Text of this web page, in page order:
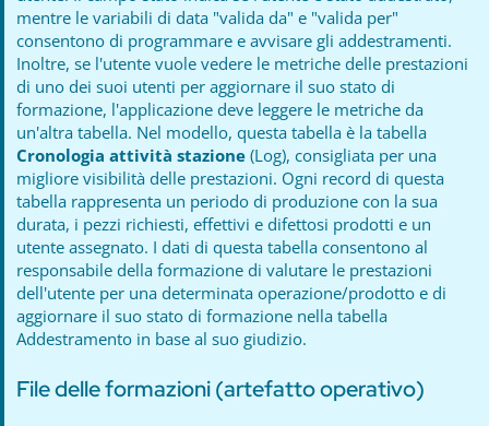
mentre le variabili di data "valida da" e "valida per"
consentono di programmare e avvisare gli addestramenti.
Inoltre, se l'utente vuole vedere le metriche delle prestazioni
di uno dei suoi utenti per aggiornare il suo stato di
formazione, l'applicazione deve leggere le metriche da
un'altra tabella. Nel modello, questa tabella è la tabella
Cronologia attività stazione (Log), consigliata per una
migliore visibilità delle prestazioni. Ogni record di questa
tabella rappresenta un periodo di produzione con la sua
durata, i pezzi richiesti, effettivi e difettosi prodotti e un
utente assegnato. I dati di questa tabella consentono al
responsabile della formazione di valutare le prestazioni
dell'utente per una determinata operazione/prodotto e di
aggiornare il suo stato di formazione nella tabella
Addestramento in base al suo giudizio.
File delle formazioni (artefatto operativo)